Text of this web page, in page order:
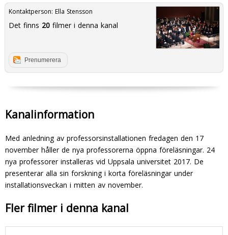
Kontaktperson: Ella Stensson
Det finns 20filmer i denna kanal
Prenumerera
Kanalinformation
Med anledning av professorsinstallationen fredagen den 17
november håller de nya professorerna öppna föreläsningar. 24
nya professorer installeras vid Uppsala universitet 2017. De
presenterar alla sin forskning i korta föreläsningar under
installationsveckan i mitten av november.
Fler filmer i denna kanal